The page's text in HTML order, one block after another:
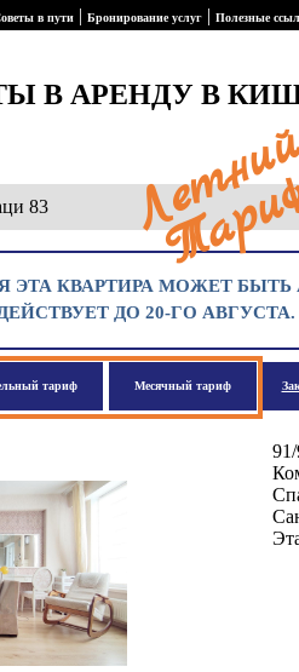
в пути | Бронирование услуг | Полезные
В АРЕНДУ В
83
КВАРТИРА МОЖЕТ БЫТЬ
ДО 20-ГО АВГУСТА.
тариф Месячный тариф